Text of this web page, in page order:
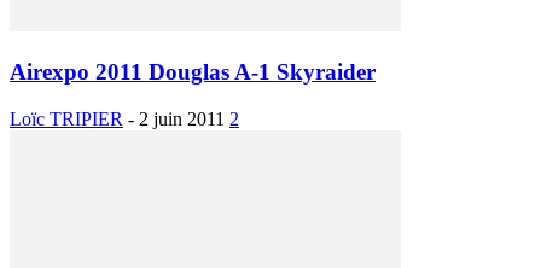
Airexpo 2011 Douglas A-1 Skyraider
Loïc TRIPIER - 2 juin 2011 2